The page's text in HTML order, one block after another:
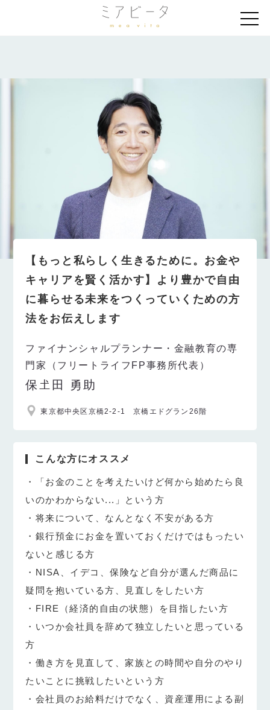
【もっと私らしく生きるために。お金や
キャリアを賢く活かす】より豊かで自由
に暮らせる未来をつくっていくための方
法をお伝えします
ファイナンシャルプランナー・金融教育の専
門家（フリートライフFP事務所代表）
保𡈽田 勇助
東京都中央区京橋2-2-1 京橋エドグラン26階
こんな方にオススメ
・「お金のことを考えたいけど何から始めたら良
いのかわからない...」という方
・将来について、なんとなく不安がある方
・銀行預金にお金を置いておくだけではもったい
ないと感じる方
・NISA、イデコ、保険など自分が選んだ商品に
疑問を抱いている方、見直しをしたい方
・FIRE（経済的自由の状態）を目指したい方
・いつか会社員を辞めて独立したいと思っている
方
・働き方を見直して、家族との時間や自分のやり
たいことに挑戦したいという方
・会社員のお給料だけでなく、資産運用による副